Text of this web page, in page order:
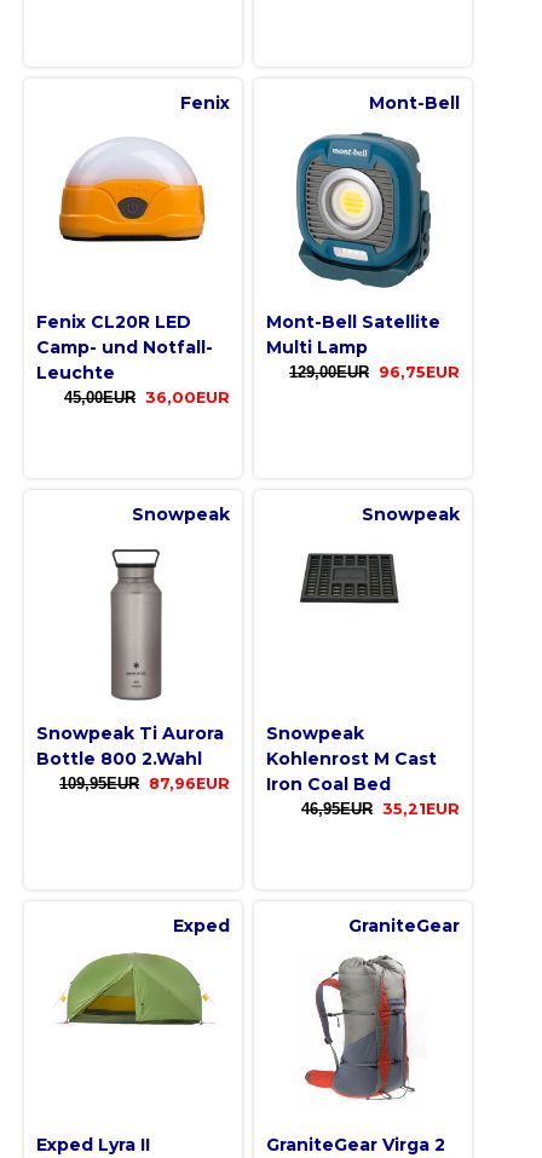
Fenix
Fenix CL20R LED
Camp- und Notfall-
Leuchte
45,00EUR 36,00EUR
Mont-Bell
Mont-Bell Satellite
Multi Lamp
129,00EUR 96,75EUR
Snowpeak
Snowpeak Ti Aurora
Bottle 800 2.Wahl
109,95EUR 87,96EUR
Snowpeak
Snowpeak
Kohlenrost M Cast
Iron Coal Bed
46,95EUR 35,21EUR
Exped
Exped Lyra II
GraniteGear
GraniteGear Virga 2